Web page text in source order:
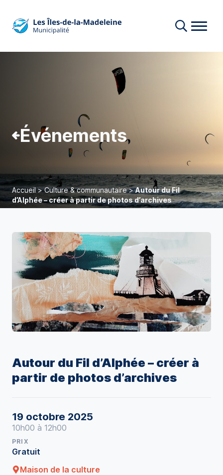
Événements
Accueil>Culture & communautaire>Autour du Fil
d’Alphée – créer à partir de photos d’archives
Autour du Fil d’Alphée – créer à
partir de photos d’archives
19 octobre 2025
10h00 à 12h00
PRIX
Gratuit
Maison de la culture